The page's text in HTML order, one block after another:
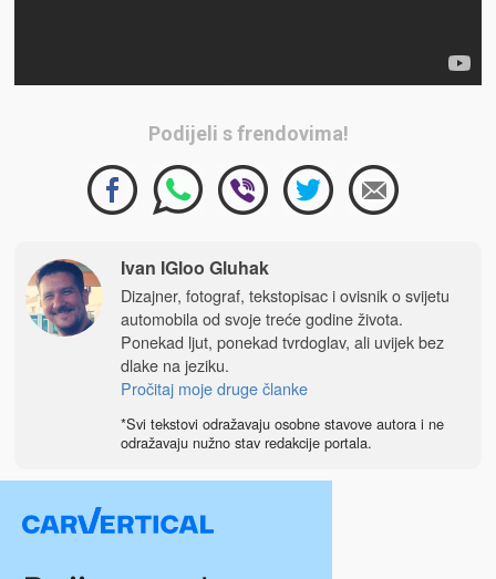
Podijeli s frendovima!
Ivan IGloo Gluhak
Dizajner, fotograf, tekstopisac i ovisnik o svijetu
automobila od svoje treće godine života.
Ponekad ljut, ponekad tvrdoglav, ali uvijek bez
dlake na jeziku.
Pročitaj moje druge članke
*Svi tekstovi odražavaju osobne stavove autora i ne
odražavaju nužno stav redakcije portala.